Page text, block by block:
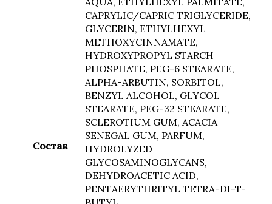
Состав
CAPRYLIC/CAPRIC TRIGLYCERIDE,
GLYCERIN, ETHYLHEXYL
METHOXYCINNAMATE,
HYDROXYPROPYL STARCH
PHOSPHATE, PEG-6 STEARATE,
ALPHA-ARBUTIN, SORBITOL,
BENZYL ALCOHOL, GLYCOL
STEARATE, PEG-32 STEARATE,
SCLEROTIUM GUM, ACACIA
SENEGAL GUM, PARFUM,
HYDROLYZED
GLYCOSAMINOGLYCANS,
DEHYDROACETIC ACID,
PENTAERYTHRITYL TETRA-DI-T-